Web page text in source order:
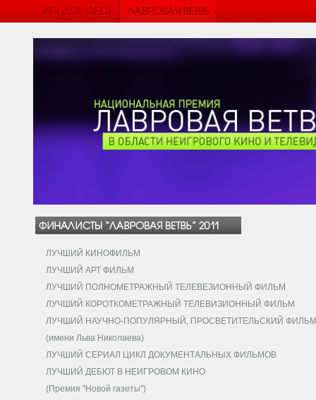
ЛУЧШИЙ КИНОФИЛЬМ
ЛУЧШИЙ АРТ ФИЛЬМ
ЛУЧШИЙ ПОЛНОМЕТРАЖНЫЙ ТЕЛЕВЕЗИОННЫЙ ФИЛЬМ
ЛУЧШИЙ КОРОТКОМЕТРАЖНЫЙ ТЕЛЕВИЗИОННЫЙ ФИЛЬМ
ЛУЧШИЙ НАУЧНО-ПОПУЛЯРНЫЙ, ПРОСВЕТИТЕЛЬСКИЙ ФИЛЬМ
(имени Льва Николаева)
ЛУЧШИЙ СЕРИАЛ ЦИКЛ ДОКУМЕНТАЛЬНЫХ ФИЛЬМОВ
ЛУЧШИЙ ДЕБЮТ В НЕИГРОВОМ КИНО
(Премия "Новой газеты")